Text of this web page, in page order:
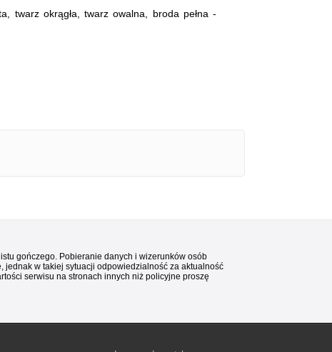
twarz okrągła, twarz owalna, broda pełna -
gończego. Pobieranie danych i wizerunków osób
w takiej sytuacji odpowiedzialność za aktualność
serwisu na stronach innych niż policyjne proszę